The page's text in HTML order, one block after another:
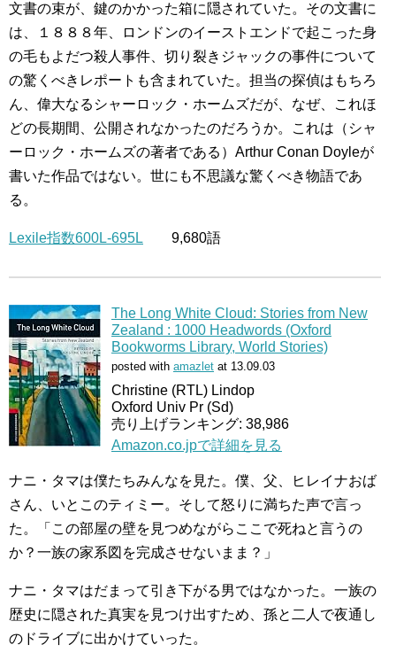
文書の束が、鍵のかかった箱に隠されていた。その文書に
は、１８８８年、ロンドンのイーストエンドで起こった身
の毛もよだつ殺人事件、切り裂きジャックの事件について
の驚くべきレポートも含まれていた。担当の探偵はもちろ
ん、偉大なるシャーロック・ホームズだが、なぜ、これほ
どの長期間、公開されなかったのだろうか。これは（シャ
ーロック・ホームズの著者である）Arthur Conan Doyleが
書いた作品ではない。世にも不思議な驚くべき物語であ
る。
Lexile指数600L-695L 9,680語
The Long White Cloud: Stories from New
Zealand : 1000 Headwords (Oxford
Bookworms Library, World Stories)
posted with amazlet at 13.09.03
Christine (RTL) Lindop
Oxford Univ Pr (Sd)
売り上げランキング: 38,986
Amazon.co.jpで詳細を見る
ナニ・タマは僕たちみんなを見た。僕、父、ヒレイナおば
さん、いとこのティミー。そして怒りに満ちた声で言っ
た。「この部屋の壁を見つめながらここで死ねと言うの
か？一族の家系図を完成させないまま？」
ナニ・タマはだまって引き下がる男ではなかった。一族の
歴史に隠された真実を見つけ出すため、孫と二人で夜通し
のドライブに出かけていった。